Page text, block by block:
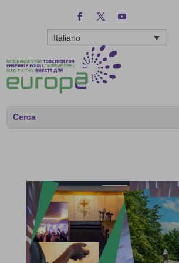
Italiano